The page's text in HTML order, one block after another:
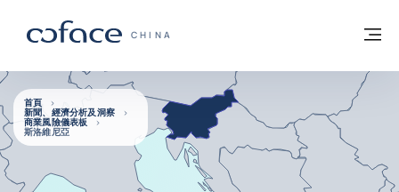
科法斯：攜手共創安全貿易 - 首頁
CHINA
返回首頁
首頁
新聞、經濟分析及洞察
商業風險儀表板
斯洛維尼亞